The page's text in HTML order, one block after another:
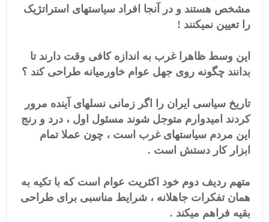
مشخص هستند و در آنجا افراد سیاستهای استراتژیک
را تعیین نمیکنند !
این وسط ظاهرا غرب به اندازه کافی وقت دارند تا
بدانند چگونه روی جهل عوام خاورمیانه طراحی کند ؟
تاریخ سیاسی ایران را اگر زمانی نسلهای آینده مرور
کردند امیدوارم متوجل شوند مسئول اول ، درد و رنج
این مردم سیاستهای غرب است ، چون عملا تمام
ابزار کار دستش است .
متهم ردیف دوم خود اکثریت عوام است که با تکیه به
همان تفکرات جاهلانه ، شرایط مناسبی برای طراحی
بقیه فراهم میکند .